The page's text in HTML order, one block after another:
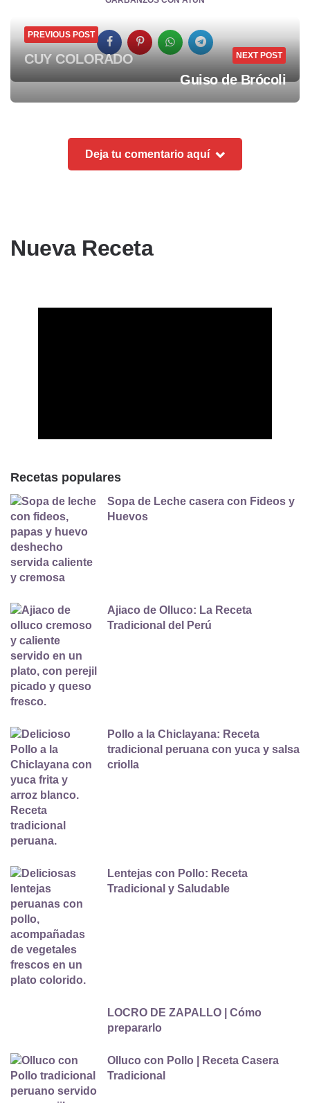
Post
navigation
PREVIOUS POST
CUY COLORADO NEXT POST
Guiso de Brócoli
Deja tu comentario aquí
Nueva Receta
Recetas populares
Sopa de Leche casera con Fideos y
Huevos
Ajiaco de Olluco: La Receta
Tradicional del Perú
Pollo a la Chiclayana: Receta
tradicional peruana con yuca y salsa
criolla
Lentejas con Pollo: Receta
Tradicional y Saludable
LOCRO DE ZAPALLO | Cómo
prepararlo
Olluco con Pollo | Receta Casera
Tradicional